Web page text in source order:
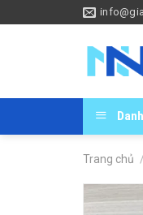
to
Trang chủ /